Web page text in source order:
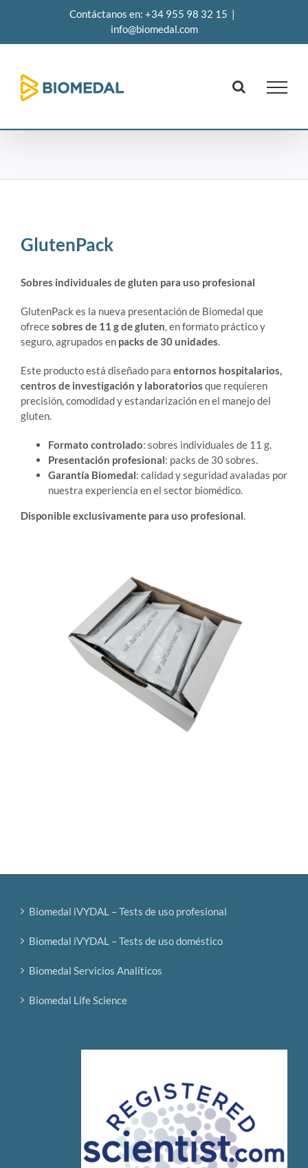
Contáctanos en: +34 955 98 32 15 |
info@biomedal.com
GlutenPack
Sobres individuales de gluten para uso profesional
GlutenPack es la nueva presentación de Biomedal que
ofrecesobres de 11 g de gluten, en formato práctico y
seguro, agrupados en packs de 30 unidades.
Este producto está diseñado para entornos hospitalarios,
centros de investigación y laboratorios que requieren
precisión, comodidad y estandarización en el manejo del
gluten.
Formato controlado: sobres individuales de 11 g.
Presentación profesional: packs de 30 sobres.
Garantía Biomedal: calidad y seguridad avaladas por
nuestra experiencia en el sector biomédico.
Disponible exclusivamente para uso profesional.
Biomedal iVYDAL – Tests de uso profesional
Biomedal iVYDAL – Tests de uso doméstico
Biomedal Servicios Analíticos
Biomedal Life Science